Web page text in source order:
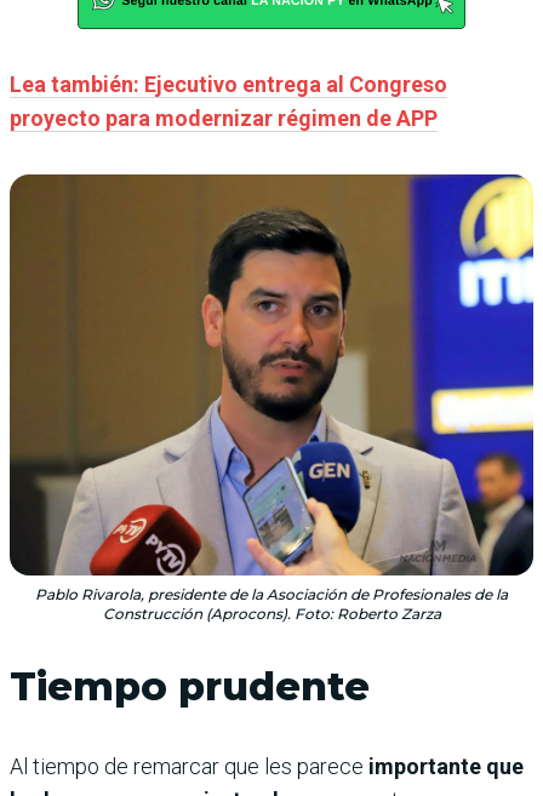
Lea también: Ejecutivo entrega al Congreso
proyecto para modernizar régimen de APP
Pablo Rivarola, presidente de la Asociación de Profesionales de la
Construcción (Aprocons). Foto: Roberto Zarza
Tiempo prudente
Al tiempo de remarcar que les parece importante que